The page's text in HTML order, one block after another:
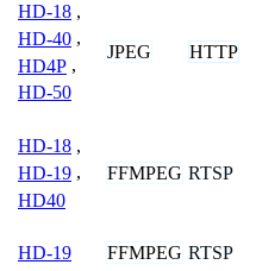
HD-18 ,
HD-40 ,
HD4P ,
HD-50
JPEG HTTP
HD-18 ,
HD-19 ,
HD40
FFMPEG RTSP
HD-19 FFMPEG RTSP